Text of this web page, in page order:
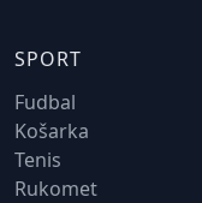
SPORT
Fudbal
Košarka
Tenis
Rukomet